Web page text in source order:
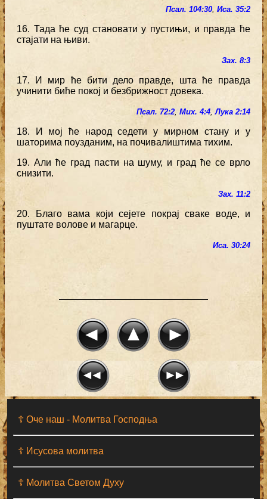
☦ Оче наш - Moлитва Господња
☦ Исусова молитва
☦ Молитва Светом Духу
Псал. 104:30, Иса. 35:2
16. Тада ће суд становати у пустињи, и правда ће
стајати на њиви.
Зах. 8:3
17. И мир ће бити дело правде, шта ће правда
учинити биће покој и безбрижност довека.
Псал. 72:2, Мих. 4:4,Лука 2:14
18. И мој ће народ седети у мирном стану и у
шаторима поузданим, на почивалиштима тихим.
19. Али ће град пасти на шуму, и град ће се врло
снизити.
Зах. 11:2
20. Благо вама који сејете покрај сваке воде, и
пуштате волове и магарце.
Иса. 30:24